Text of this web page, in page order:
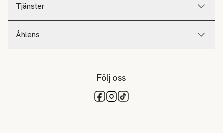
Tjänster
Åhlens
Följ oss